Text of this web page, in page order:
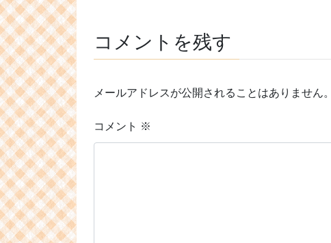
コメントを残す
メールアドレスが公開されることはありません。
コメント ※